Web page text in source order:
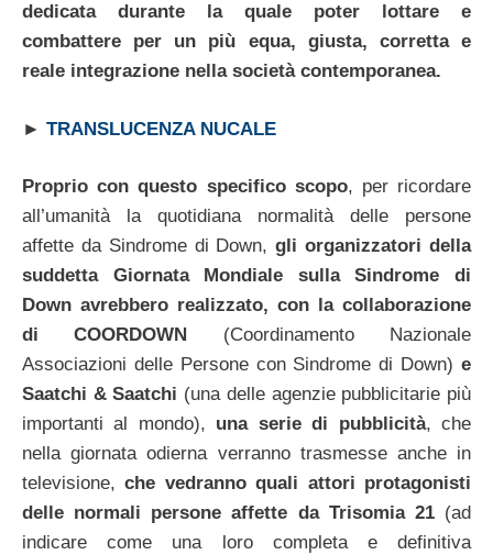
dedicata durante la quale poter lottare e
combattere per un più equa, giusta, corretta e
reale integrazione nella società contemporanea.
► TRANSLUCENZA NUCALE
Proprio con questo specifico scopo, per ricordare
all’umanità la quotidiana normalità delle persone
affette da Sindrome di Down,gli organizzatori della
suddetta Giornata Mondiale sulla Sindrome di
Down avrebbero realizzato, con la collaborazione
di COORDOWN
(Coordinamento Nazionale
Associazioni delle Persone con Sindrome di Down) e
Saatchi & Saatchi (una delle agenzie pubblicitarie più
importanti al mondo), una serie di pubblicità, che
nella giornata odierna verranno trasmesse anche in
televisione, che vedranno quali attori protagonisti
delle normali persone affette da Trisomia 21(ad
indicare come una loro completa e definitiva